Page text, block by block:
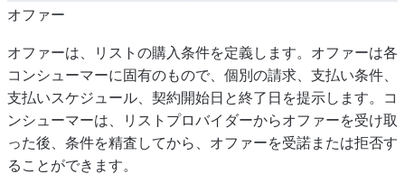
オファー
オファーは、リストの購入条件を定義します。オファーは各
コンシューマーに固有のもので、個別の請求、支払い条件、
支払いスケジュール、契約開始日と終了日を提示します。コ
ンシューマーは、リストプロバイダーからオファーを受け取
った後、条件を精査してから、オファーを受諾または拒否す
ることができます。